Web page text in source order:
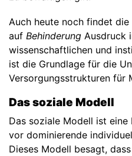
Auch heute noch findet
auf Behinderung Ausdruck
wissenschaftlichen und
ist die Grundlage für die
Versorgungsstrukturen für
Das soziale Modell
Das soziale Modell ist
vor dominierende
Dieses Modell besagt,